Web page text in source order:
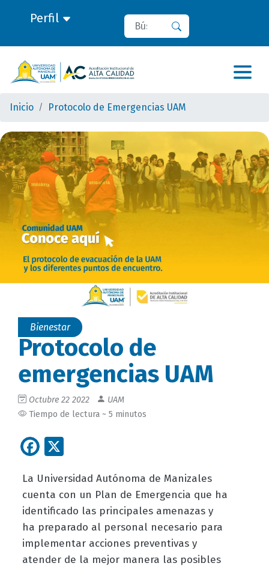
Perfil Buscar
Inicio Protocolo de Emergencias UAM
Bienestar
Protocolo de
emergencias UAM
Octubre 22 2022
UAM
Tiempo de lectura ~ 5 minutos
Facebook
La Universidad Autónoma de Manizales
cuenta con un Plan de Emergencia que ha
identificado las principales amenazas y
ha preparado al personal necesario para
implementar acciones preventivas y
atender de la mejor manera las posibles